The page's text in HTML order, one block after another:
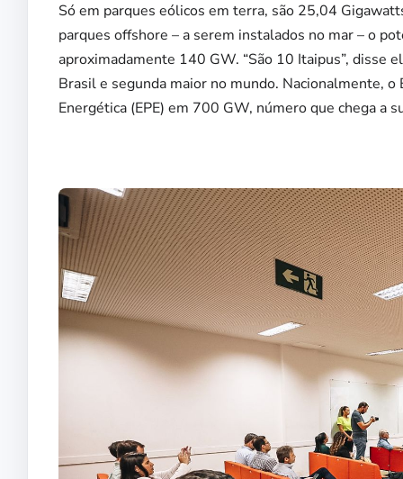
Só em parques eólicos em terra, são 25,04
parques offshore – a serem instalados no mar – o
aproximadamente 140 GW. “São 10 Itaipus”, disse
Brasil e segunda maior no mundo. Nacionalmente,
Energética (EPE) em 700 GW, número que chega a